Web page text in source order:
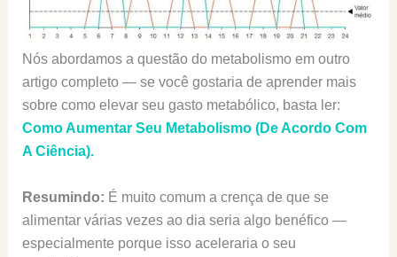
Nós abordamos a questão do metabolismo em outro
artigo completo — se você gostaria de aprender mais
sobre como elevar seu gasto metabólico, basta ler:
Como Aumentar Seu Metabolismo (De Acordo Com
A Ciência).
Resumindo: É muito comum a crença de que se
alimentar várias vezes ao dia seria algo benéfico —
especialmente porque isso aceleraria o seu